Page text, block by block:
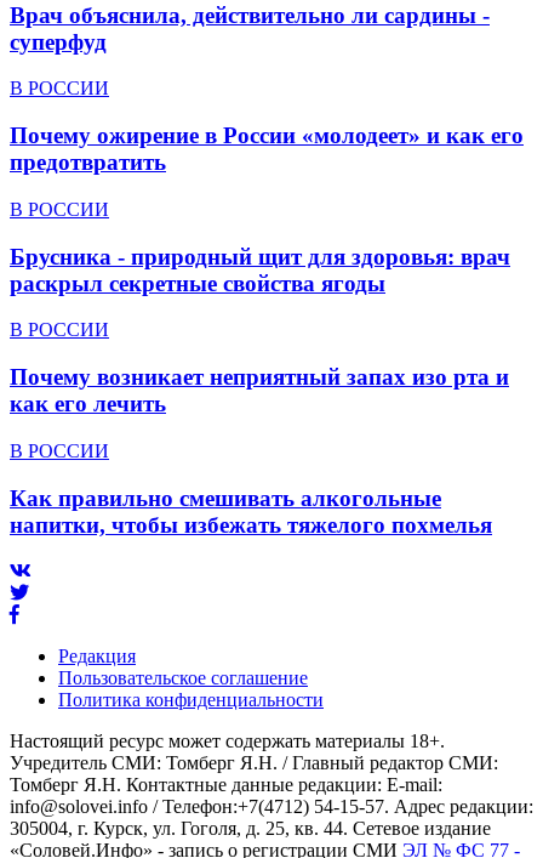
Врач объяснила, действительно ли сардины -
суперфуд
В РОССИИ
Почему ожирение в России «молодеет» и как его
предотвратить
В РОССИИ
Брусника - природный щит для здоровья: врач
раскрыл секретные свойства ягоды
В РОССИИ
Почему возникает неприятный запах изо рта и
как его лечить
В РОССИИ
Как правильно смешивать алкогольные
напитки, чтобы избежать тяжелого похмелья
Редакция
Пользовательское соглашение
Политика конфиденциальности
Настоящий ресурс может содержать материалы 18+.
Учредитель СМИ: Томберг Я.Н. / Главный редактор СМИ:
Томберг Я.Н. Контактные данные редакции: E-mail:
info@solovei.info / Телефон:+7(4712) 54-15-57. Адрес редакции:
305004, г. Курск, ул. Гоголя, д. 25, кв. 44. Сетевое издание
«Соловей.Инфо» - запись о регистрации СМИ ЭЛ № ФС 77 -